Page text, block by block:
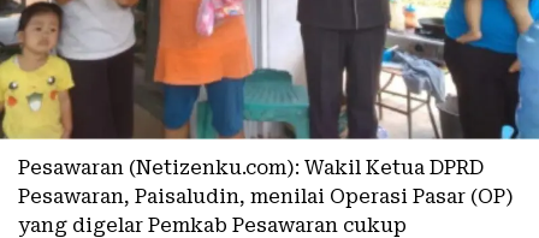
Pesawaran (Netizenku.com): Wakil Ketua DPRD
Pesawaran, Paisaludin, menilai Operasi Pasar (OP)
yang digelar Pemkab Pesawaran cukup